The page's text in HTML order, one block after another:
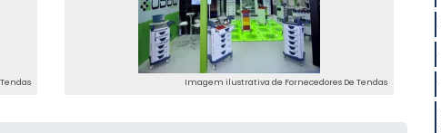
E INFRAESTRUTURA
e Eficiência
Imagem ilustrativa de Fornecedores De Tendas